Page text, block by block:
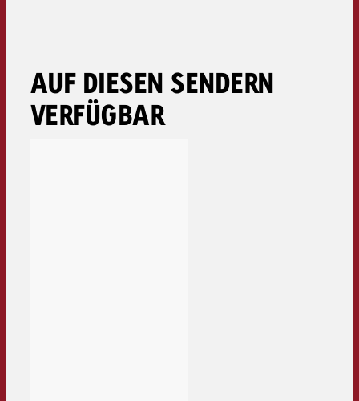
AUF DIESEN SENDERN
VERFÜGBAR